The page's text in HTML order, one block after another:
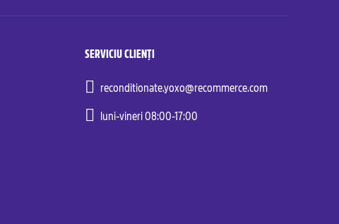
SERVICIU CLIENȚI
reconditionate.yoxo@recommerce.com
luni-vineri 08:00-17:00